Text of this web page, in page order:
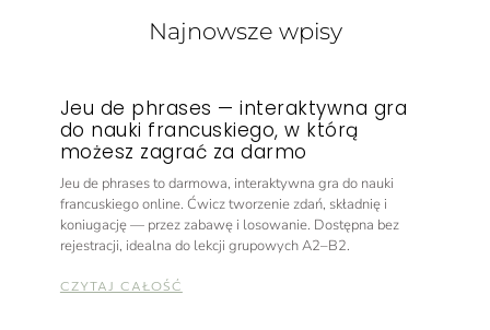
Najnowsze wpisy
Jeu de phrases — interaktywna gra
do nauki francuskiego, w którą
możesz zagrać za darmo
Jeu de phrases to darmowa, interaktywna gra do nauki
francuskiego online. Ćwicz tworzenie zdań, składnię i
koniugację — przez zabawę i losowanie. Dostępna bez
rejestracji, idealna do lekcji grupowych A2–B2.
CZYTAJ CAŁOŚĆ